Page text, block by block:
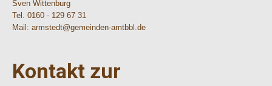
Sven Wittenburg
Tel. 0160 - 129 67 31
Mail: armstedt@gemeinden-amtbbl.de
Kontakt zur